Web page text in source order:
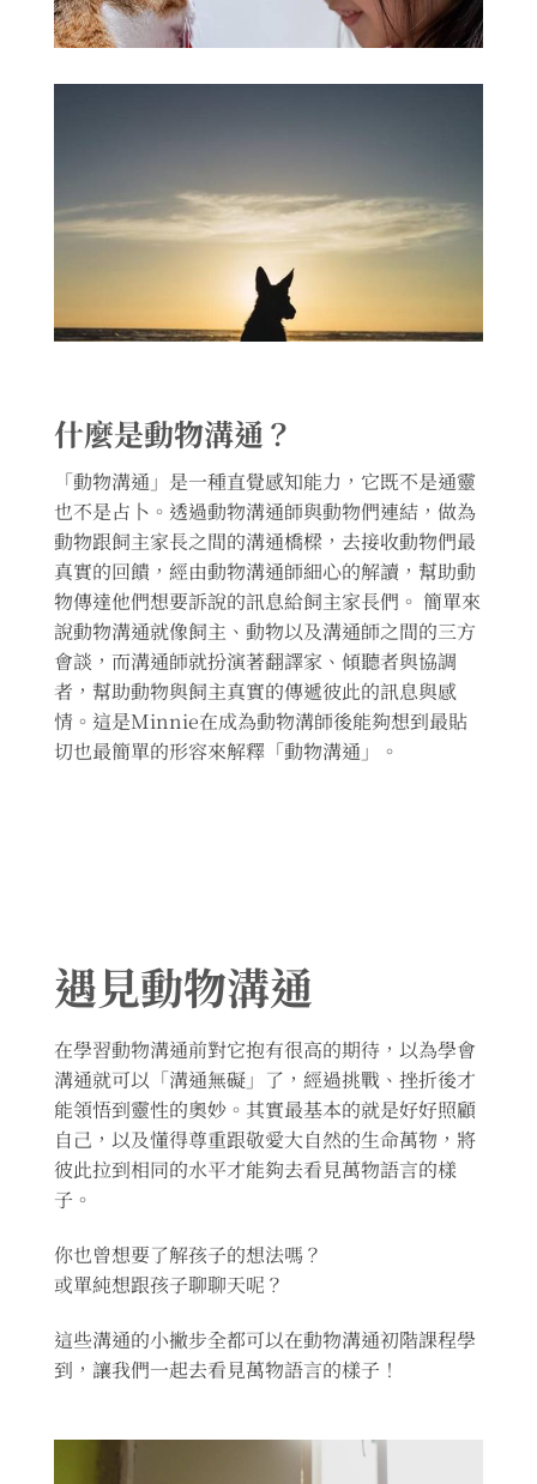
什麼是動物溝通？
「動物溝通」是一種直覺感知能力，它既不是通靈
也不是占卜。透過動物溝通師與動物們連結，做為
動物跟飼主家長之間的溝通橋樑，去接收動物們最
真實的回饋，經由動物溝通師細心的解讀，幫助動
物傳達他們想要訴說的訊息給飼主家長們。 簡單來
說動物溝通就像飼主、動物以及溝通師之間的三方
會談，而溝通師就扮演著翻譯家、傾聽者與協調
者，幫助動物與飼主真實的傳遞彼此的訊息與感
情。這是Minnie在成為動物溝師後能夠想到最貼
切也最簡單的形容來解釋「動物溝通」。
遇見動物溝通
在學習動物溝通前對它抱有很高的期待，以為學會
溝通就可以「溝通無礙」了，經過挑戰、挫折後才
能領悟到靈性的奧妙。其實最基本的就是好好照顧
自己，以及懂得尊重跟敬愛大自然的生命萬物，將
彼此拉到相同的水平才能夠去看見萬物語言的樣
子。
你也曾想要了解孩子的想法嗎？
或單純想跟孩子聊聊天呢？
這些溝通的小撇步全都可以在動物溝通初階課程學
到，讓我們一起去看見萬物語言的樣子！